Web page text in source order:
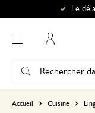
Le
Accueil Cuisine